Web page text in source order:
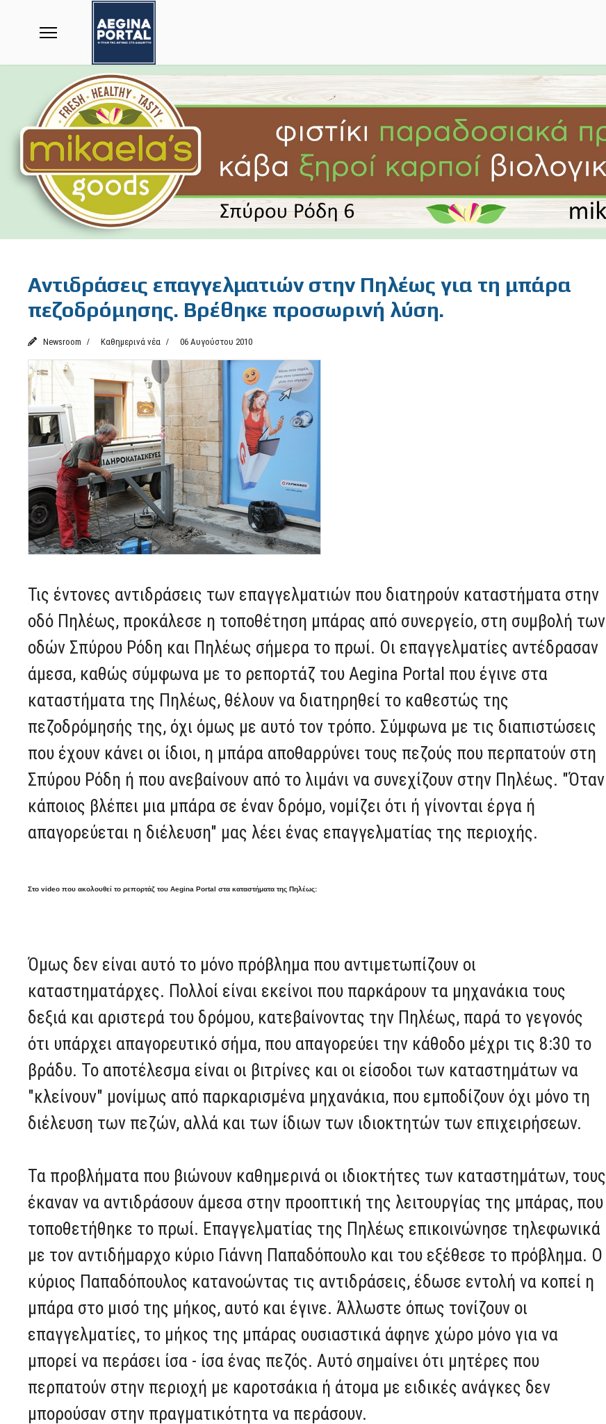
Αντιδράσεις επαγγελματιών στην Πηλέως για τη μπάρα
πεζοδρόμησης. Βρέθηκε προσωρινή λύση.
Newsroom Καθημερινά νέα 06 Αυγούστου 2010
Τις έντονες αντιδράσεις των επαγγελματιών που διατηρούν καταστήματα στην
οδό Πηλέως, προκάλεσε η τοποθέτηση μπάρας από συνεργείο, στη συμβολή των
οδών Σπύρου Ρόδη και Πηλέως σήμερα το πρωί. Οι επαγγελματίες αντέδρασαν
άμεσα, καθώς σύμφωνα με το ρεπορτάζ του Aegina Portal που έγινε στα
καταστήματα της Πηλέως, θέλουν να διατηρηθεί το καθεστώς της
πεζοδρόμησής της, όχι όμως με αυτό τον τρόπο. Σύμφωνα με τις διαπιστώσεις
που έχουν κάνει οι ίδιοι, η μπάρα αποθαρρύνει τους πεζούς που περπατούν στη
Σπύρου Ρόδη ή που ανεβαίνουν από το λιμάνι να συνεχίζουν στην Πηλέως. "Όταν
κάποιος βλέπει μια μπάρα σε έναν δρόμο, νομίζει ότι ή γίνονται έργα ή
απαγορεύεται η διέλευση" μας λέει ένας επαγγελματίας της περιοχής.
Στο video που ακολουθεί το ρεπορτάζ του Aegina Portal στα καταστήματα της Πηλέως:
Όμως δεν είναι αυτό το μόνο πρόβλημα που αντιμετωπίζουν οι
καταστηματάρχες. Πολλοί είναι εκείνοι που παρκάρουν τα μηχανάκια τους
δεξιά και αριστερά του δρόμου, κατεβαίνοντας την Πηλέως, παρά το γεγονός
ότι υπάρχει απαγορευτικό σήμα, που απαγορεύει την κάθοδο μέχρι τις 8:30 το
βράδυ. Το αποτέλεσμα είναι οι βιτρίνες και οι είσοδοι των καταστημάτων να
"κλείνουν" μονίμως από παρκαρισμένα μηχανάκια, που εμποδίζουν όχι μόνο τη
διέλευση των πεζών, αλλά και των ίδιων των ιδιοκτητών των επιχειρήσεων.
Τα προβλήματα που βιώνουν καθημερινά οι ιδιοκτήτες των καταστημάτων, τους
έκαναν να αντιδράσουν άμεσα στην προοπτική της λειτουργίας της μπάρας, που
τοποθετήθηκε το πρωί. Επαγγελματίας της Πηλέως επικοινώνησε τηλεφωνικά
με τον αντιδήμαρχο κύριο Γιάννη Παπαδόπουλο και του εξέθεσε το πρόβλημα. Ο
κύριος Παπαδόπουλος κατανοώντας τις αντιδράσεις, έδωσε εντολή να κοπεί η
μπάρα στο μισό της μήκος, αυτό και έγινε. Άλλωστε όπως τονίζουν οι
επαγγελματίες, το μήκος της μπάρας ουσιαστικά άφηνε χώρο μόνο για να
μπορεί να περάσει ίσα - ίσα ένας πεζός. Αυτό σημαίνει ότι μητέρες που
περπατούν στην περιοχή με καροτσάκια ή άτομα με ειδικές ανάγκες δεν
μπορούσαν στην πραγματικότητα να περάσουν.